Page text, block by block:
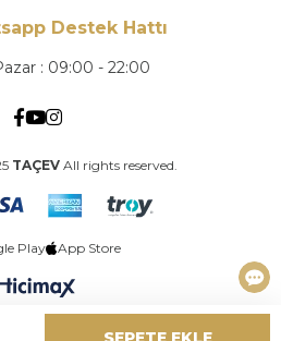
Destek Hattı
: 09:00 - 22:00
TAÇEV All rights reserved.
Play App Store